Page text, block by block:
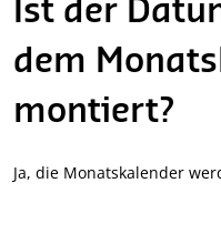
Ist der
dem
montiert?
Ja, die Monatskalender